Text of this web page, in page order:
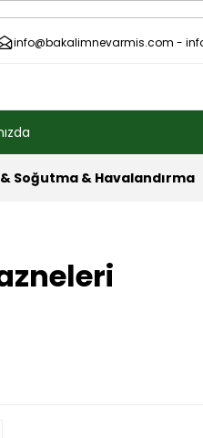
info@bakalimnevarmis.com -
Soğutma & Havalandırma